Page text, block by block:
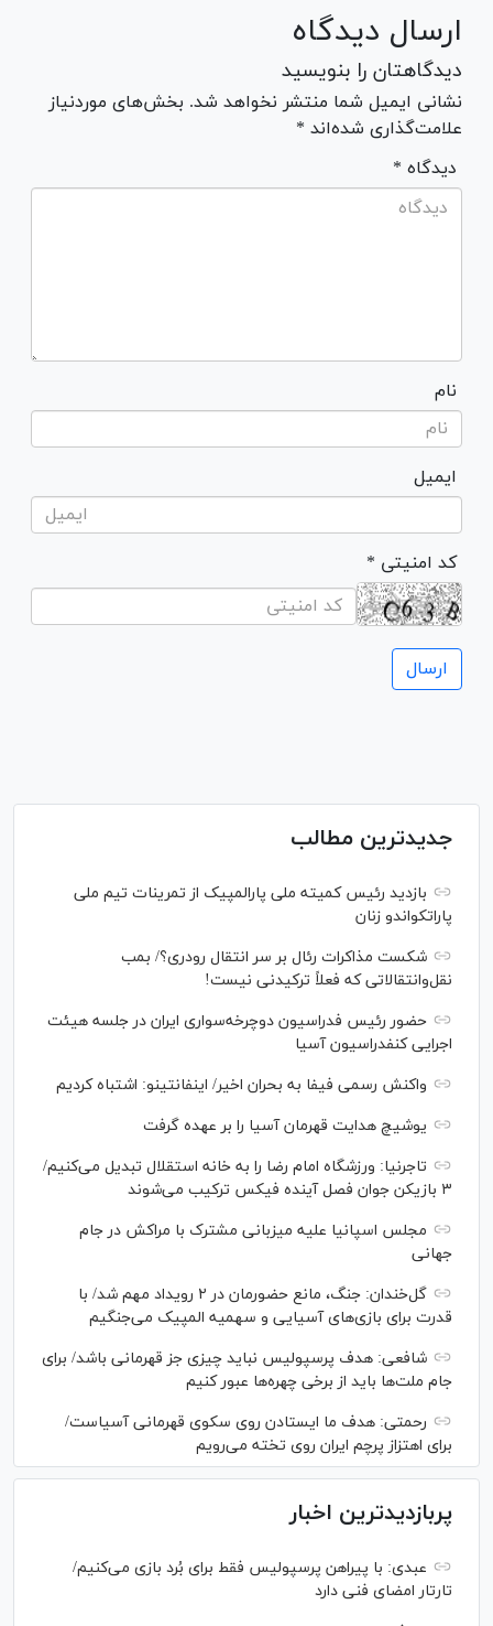
ارسال دیدگاه
دیدگاهتان را بنویسید
نشانی ایمیل شما منتشر نخواهد شد. بخش‌های موردنیاز
علامت‌گذاری شده‌اند *
* دیدگاه
نام
ایمیل
* کد امنیتی
جدیدترین مطالب
بازدید رئیس کمیته ملی پارالمپیک از تمرینات تیم ملی
پاراتکواندو زنان
شکست مذاکرات رئال بر سر انتقال رودری؟/ بمب
نقل‌وانتقالاتی که فعلاً ترکیدنی نیست!
حضور رئیس فدراسیون دوچرخه‌سواری ایران در جلسه هیئت
اجرایی کنفدراسیون آسیا
واکنش رسمی فیفا به بحران اخیر/ اینفانتینو: اشتباه کردیم
یوشیچ هدایت قهرمان آسیا را بر عهده گرفت
تاجرنیا: ورزشگاه امام رضا را به خانه استقلال تبدیل می‌کنیم/
۳ بازیکن جوان فصل آینده فیکس ترکیب می‌شوند
مجلس اسپانیا علیه میزبانی مشترک با مراکش در جام
جهانی
گل‌خندان: جنگ، مانع حضورمان در ۲ رویداد مهم شد/ با
قدرت برای بازی‌های آسیایی و سهمیه المپیک می‌جنگیم
شافعی: هدف پرسپولیس نباید چیزی جز قهرمانی باشد/ برای
جام ملت‌ها باید از برخی چهره‌ها عبور کنیم
رحمتی: هدف ما ایستادن روی سکوی قهرمانی آسیاست/
برای اهتزاز پرچم ایران روی تخته می‌رویم
پربازدیدترین اخبار
عبدی: با پیراهن پرسپولیس فقط برای بُرد بازی می‌کنیم/
تارتار امضای فنی دارد